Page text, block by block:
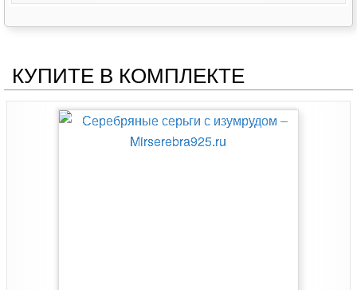
КУПИТЕ В КОМПЛЕКТЕ